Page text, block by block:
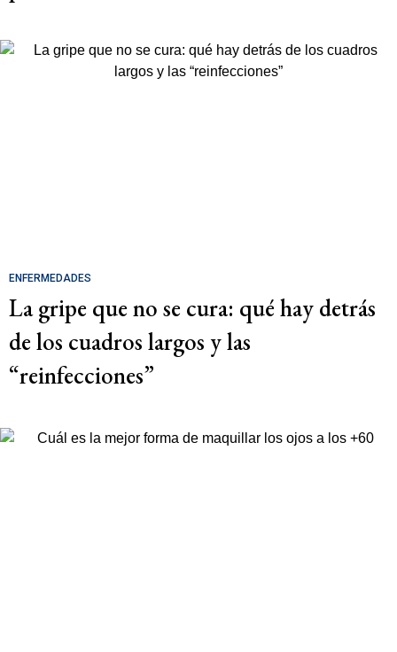
ENFERMEDADES
La gripe que no se cura: qué hay detrás
de los cuadros largos y las
“reinfecciones”